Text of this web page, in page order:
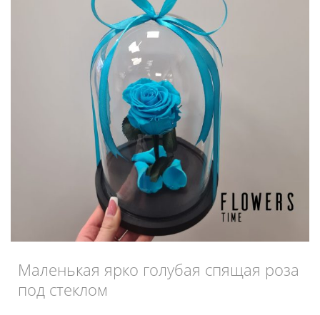
Маленькая ярко голубая спящая роза
под стеклом